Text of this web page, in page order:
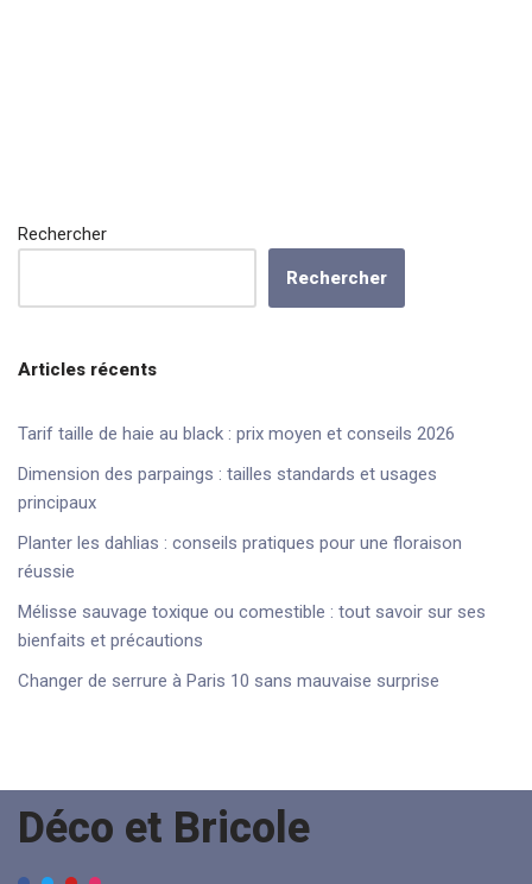
Rechercher
Rechercher
Articles récents
Tarif taille de haie au black : prix moyen et conseils 2026
Dimension des parpaings : tailles standards et usages
principaux
Planter les dahlias : conseils pratiques pour une floraison
réussie
Mélisse sauvage toxique ou comestible : tout savoir sur ses
bienfaits et précautions
Changer de serrure à Paris 10 sans mauvaise surprise
Déco et Bricole